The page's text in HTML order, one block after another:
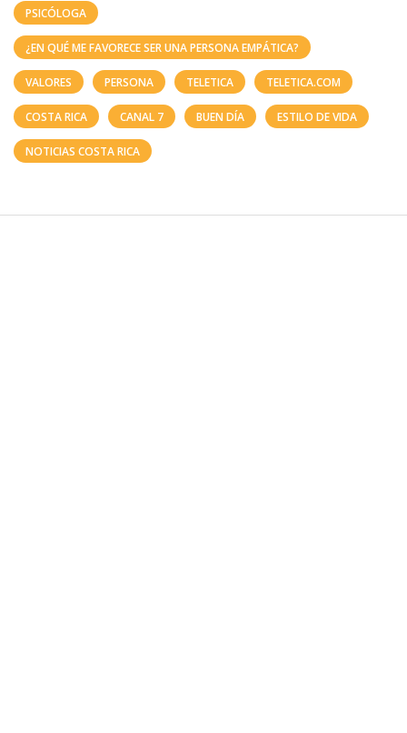
PSICÓLOGA
¿EN QUÉ ME FAVORECE SER UNA PERSONA EMPÁTICA?
VALORES PERSONA TELETICA TELETICA.COM
COSTA RICA CANAL 7 BUEN DÍA ESTILO DE VIDA
NOTICIAS COSTA RICA